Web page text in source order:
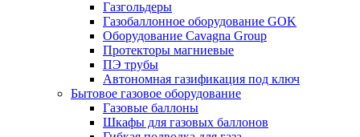
Газгольдеры
Газобаллонное оборудование GOK
Оборудование Cavagna Group
Протекторы магниевые
ПЭ трубы
Автономная газификация под ключ
Бытовое газовое оборудование
Газовые баллоны
Шкафы для газовых баллонов